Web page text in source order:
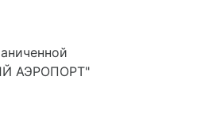
АЭРОПОРТ"